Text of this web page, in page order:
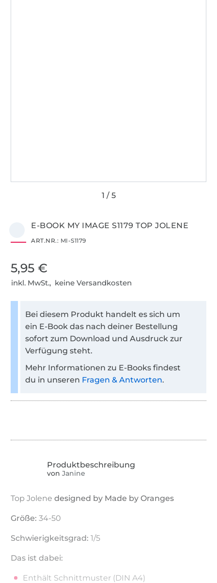
E-BOOK MY IMAGE S1179 TOP JOLENE
ART.NR.: MI-S1179
5,95 €
inkl. MwSt., keine Versandkosten
Bei diesem Produkt handelt es sich um
ein E-Book das nach deiner Bestellung
sofort zum Download und Ausdruck zur
Verfügung steht.
Mehr Informationen zu E-Books findest
du in unseren Fragen & Antworten.
von Janine
Top Jolenedesigned by Made by Oranges
Größe: 34-50
Schwierigkeitsgrad: 1/5
Das ist dabei:
Enthält Schnittmuster (DIN A4)